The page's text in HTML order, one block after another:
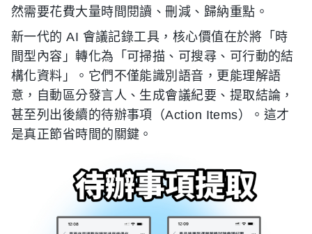
然需要花費大量時間閱讀、刪減、歸納重點。
新一代的 AI 會議記錄工具，核心價值在於將「時
間型內容」轉化為「可掃描、可搜尋、可行動的結
構化資料」。它們不僅能識別語音，更能理解語
意，自動區分發言人、生成會議紀要、提取結論，
甚至列出後續的待辦事項（Action Items）。這才
是真正節省時間的關鍵。